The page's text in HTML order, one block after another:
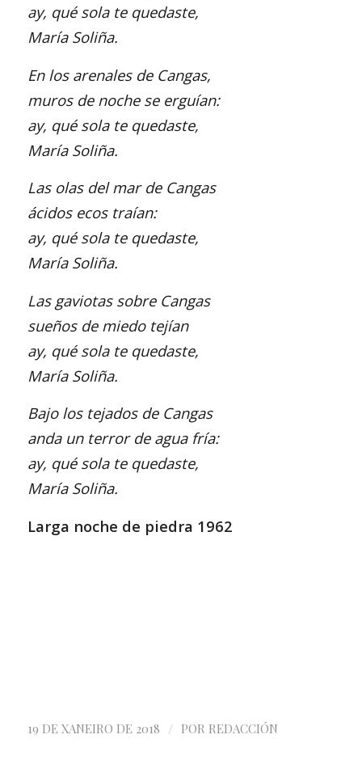
ay, qué sola te quedaste,
María Soliña.
En los arenales de Cangas,
muros de noche se erguían:
ay, qué sola te quedaste,
María Soliña.
Las olas del mar de Cangas
ácidos ecos traían:
ay, qué sola te quedaste,
María Soliña.
Las gaviotas sobre Cangas
sueños de miedo tejían
ay, qué sola te quedaste,
María Soliña.
Bajo los tejados de Cangas
anda un terror de agua fría:
ay, qué sola te quedaste,
María Soliña.
Larga noche de piedra 1962
19 DE XANEIRO DE 2018 / POR REDACCIÓN